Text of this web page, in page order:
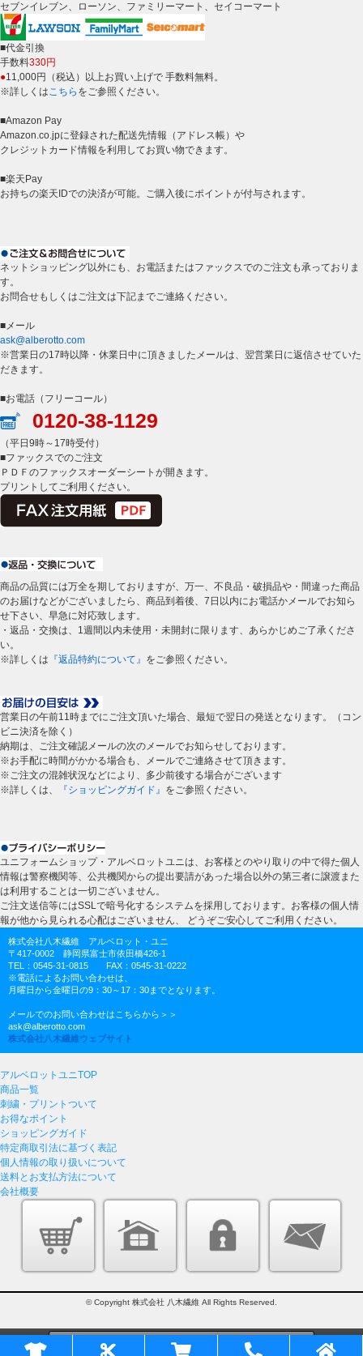
セブンイレブン、ローソン、ファミリーマート、セイコーマート
■代金引換
手数料330円
●11,000円（税込）以上お買い上げで 手数料無料。
※詳しくはこちら をご参照ください。
■Amazon Pay
Amazon.co.jpに登録された配送先情報（アドレス帳）や
クレジットカード情報を利用してお買い物できます。
■楽天Pay
お持ちの楽天IDでの決済が可能。ご購入後にポイントが付与されます。
ネットショッピング以外にも、お電話またはファックスでのご注文も承っておりま
す。
お問合せもしくはご注文は下記までご連絡ください。
■メール
ask@alberotto.com
※営業日の17時以降・休業日中に頂きましたメールは、翌営業日に返信させていた
だきます。
■お電話（フリーコール）
0120-38-1129
（平日9時～17時受付）
■ファックスでのご注文
ＰＤＦのファックスオーダーシートが開きます。
プリントしてご利用ください。
商品の品質には万全を期しておりますが、万一、不良品・破損品や・間違った商品
のお届けなどがございましたら、商品到着後、7日以内にお電話かメールでお知ら
せ下さい、早急に対応致します。
・返品・交換は、1週間以内未使用・未開封に限ります、あらかじめご了承くださ
い。
※詳しくは 『返品特約について』 をご参照ください。
営業日の午前11時までにご注文頂いた場合、最短で翌日の発送となります。（コン
ビニ決済を除く）
納期は、ご注文確認メールの次のメールでお知らせしております。
※お手配に時間がかかる場合も、メールでご連絡させて頂きます。
※ご注文の混雑状況などにより、多少前後する場合がございます
※詳しくは、
『ショッピングガイド』 をご参照ください。
ユニフォームショップ・アルベロットユニは、お客様とのやり取りの中で得た個人
情報は警察機関等、公共機関からの提出要請があった場合以外の第三者に譲渡また
は利用することは一切ございません。
ご注文送信等にはSSLで暗号化するシステムを採用しております。お客様の個人情
報が他から見られる心配はございません、 どうぞご安心してご利用ください。
株式会社八木繊維 アルベロット・ユニ
〒417-0002 静岡県富士市依田橋426-1
TEL：0545-31-0815 FAX：0545-31-0222
※電話によるお問い合わせは、
月曜日から金曜日の9：30～17：30までとなります。
メールでのお問い合わせはこちらから＞＞
ask@alberotto.com
株式会社八木繊維ウェブサイト
アルベロットユニTOP
商品一覧
刺繍・プリントついて
お得なポイント
ショッピングガイド
特定商取引法に基づく表記
個人情報の取り扱いについて
送料とお支払方法について
会社概要
© Copyright 株式会社 八木繊維 All Rights Reserved.
このページをPC用に切り替え